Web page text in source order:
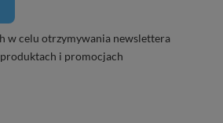
w celu otrzymywania newslettera
i promocjach